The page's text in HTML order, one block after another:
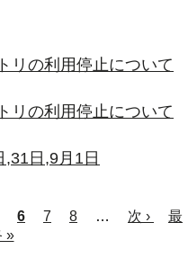
リの利用停止について
リの利用停止について
日,9月1日
カ
6 Page
7 Page
8 …
次
次 ›
最
最
»